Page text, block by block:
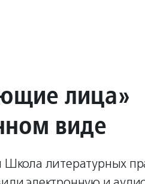
лица»
виде
литературных